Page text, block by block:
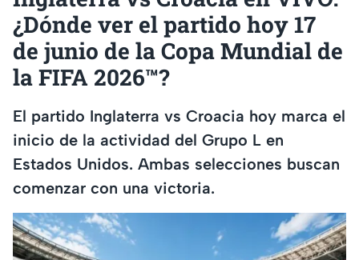
¿Dónde ver el partido hoy 17
de junio de la Copa Mundial de
la FIFA 2026™?
El partido Inglaterra vs Croacia hoy marca el
inicio de la actividad del Grupo L en
Estados Unidos. Ambas selecciones buscan
comenzar con una victoria.